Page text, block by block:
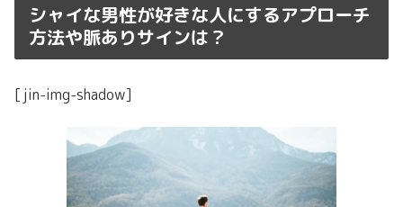
シャイな男性が好きな人にするアプローチ
方法や脈ありサインは？
[jin-img-shadow]